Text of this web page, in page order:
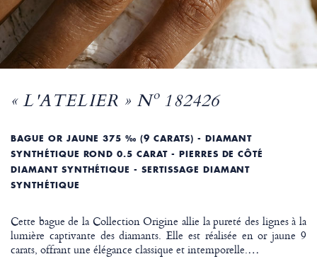
« L'ATELIER » Nº 182426
BAGUE OR JAUNE 375 ‰ (9 CARATS) - DIAMANT
SYNTHÉTIQUE ROND 0.5 CARAT - PIERRES DE CÔTÉ
DIAMANT SYNTHÉTIQUE - SERTISSAGE DIAMANT
SYNTHÉTIQUE
Cette bague de la Collection Origine allie la pureté des lignes à la
lumière captivante des diamants. Elle est réalisée en or jaune 9
carats, offrant une élégance classique et intemporelle.…